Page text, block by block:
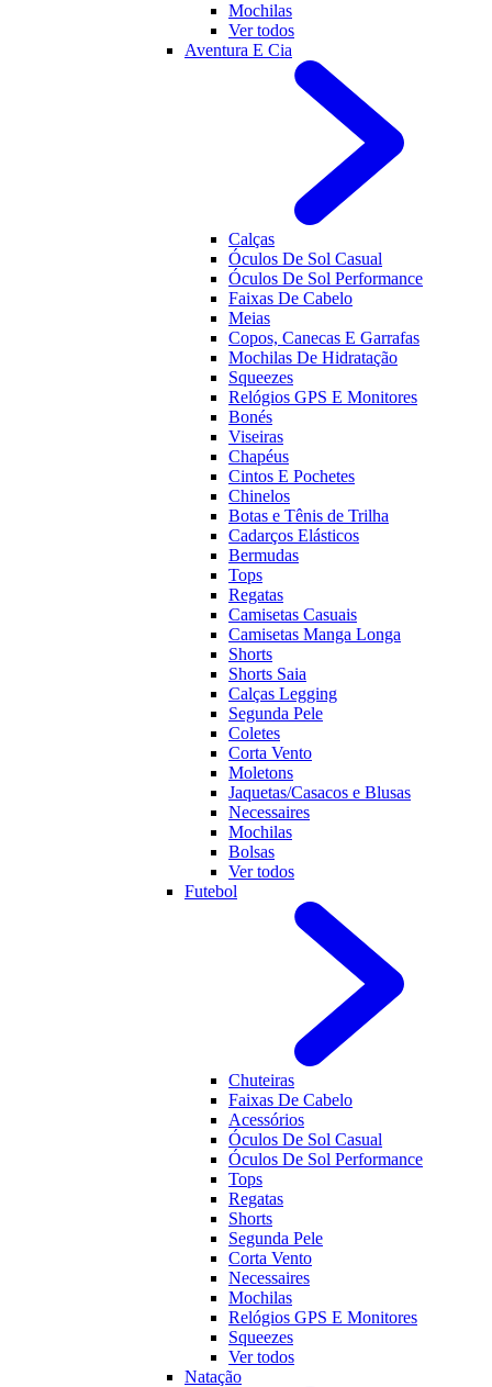
Mochilas
Ver todos
Aventura E Cia
Calças
Óculos De Sol Casual
Óculos De Sol Performance
Faixas De Cabelo
Meias
Copos, Canecas E Garrafas
Mochilas De Hidratação
Squeezes
Relógios GPS E Monitores
Bonés
Viseiras
Chapéus
Cintos E Pochetes
Chinelos
Botas e Tênis de Trilha
Cadarços Elásticos
Bermudas
Tops
Regatas
Camisetas Casuais
Camisetas Manga Longa
Shorts
Shorts Saia
Calças Legging
Segunda Pele
Coletes
Corta Vento
Moletons
Jaquetas/Casacos e Blusas
Necessaires
Mochilas
Bolsas
Ver todos
Futebol
Chuteiras
Faixas De Cabelo
Acessórios
Óculos De Sol Casual
Óculos De Sol Performance
Tops
Regatas
Shorts
Segunda Pele
Corta Vento
Necessaires
Mochilas
Relógios GPS E Monitores
Squeezes
Ver todos
Natação